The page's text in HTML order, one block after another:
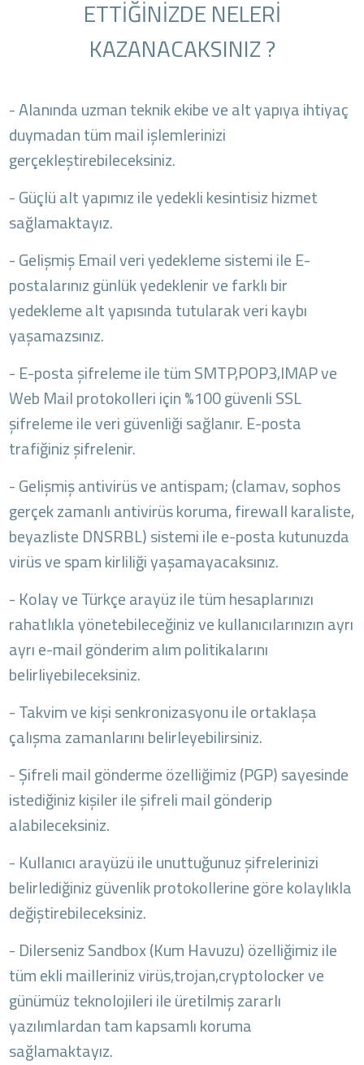
ETTİĞİNİZDE NELERİ
KAZANACAKSINIZ ?
- Alanında uzman teknik ekibe ve alt yapıya ihtiyaç
duymadan tüm mail işlemlerinizi
gerçekleştirebileceksiniz.
- Güçlü alt yapımız ile yedekli kesintisiz hizmet
sağlamaktayız.
- Gelişmiş Email veri yedekleme sistemi ile E-
postalarınız günlük yedeklenir ve farklı bir
yedekleme alt yapısında tutularak veri kaybı
yaşamazsınız.
- E-posta şifreleme ile tüm SMTP,POP3,IMAP ve
Web Mail protokolleri için %100 güvenli SSL
şifreleme ile veri güvenliği sağlanır. E-posta
trafiğiniz şifrelenir.
- Gelişmiş antivirüs ve antispam; (clamav, sophos
gerçek zamanlı antivirüs koruma, firewall karaliste,
beyazliste DNSRBL) sistemi ile e-posta kutunuzda
virüs ve spam kirliliği yaşamayacaksınız.
- Kolay ve Türkçe arayüz ile tüm hesaplarınızı
rahatlıkla yönetebileceğiniz ve kullanıcılarınızın ayrı
ayrı e-mail gönderim alım politikalarını
belirliyebileceksiniz.
- Takvim ve kişi senkronizasyonu ile ortaklaşa
çalışma zamanlarını belirleyebilirsiniz.
- Şifreli mail gönderme özelliğimiz (PGP) sayesinde
istediğiniz kişiler ile şifreli mail gönderip
alabileceksiniz.
- Kullanıcı arayüzü ile unuttuğunuz şifrelerinizi
belirlediğiniz güvenlik protokollerine göre kolaylıkla
değiştirebileceksiniz.
- Dilerseniz Sandbox (Kum Havuzu) özelliğimiz ile
tüm ekli mailleriniz virüs,trojan,cryptolocker ve
günümüz teknolojileri ile üretilmiş zararlı
yazılımlardan tam kapsamlı koruma
sağlamaktayız.